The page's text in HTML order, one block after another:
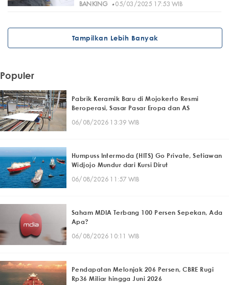
BANKING· 05/03/2025 17:53 WIB
Tampilkan Lebih Banyak
Populer
Pabrik Keramik Baru di Mojokerto Resmi
Beroperasi, Sasar Pasar Eropa dan AS
06/08/2026 13:39 WIB
Humpuss Intermoda (HITS) Go Private, Setiawan
Widjojo Mundur dari Kursi Dirut
06/08/2026 11:57 WIB
Saham MDIA Terbang 100 Persen Sepekan, Ada
Apa?
06/08/2026 10:11 WIB
Pendapatan Melonjak 206 Persen, CBRE Rugi
Rp36 Miliar hingga Juni 2026